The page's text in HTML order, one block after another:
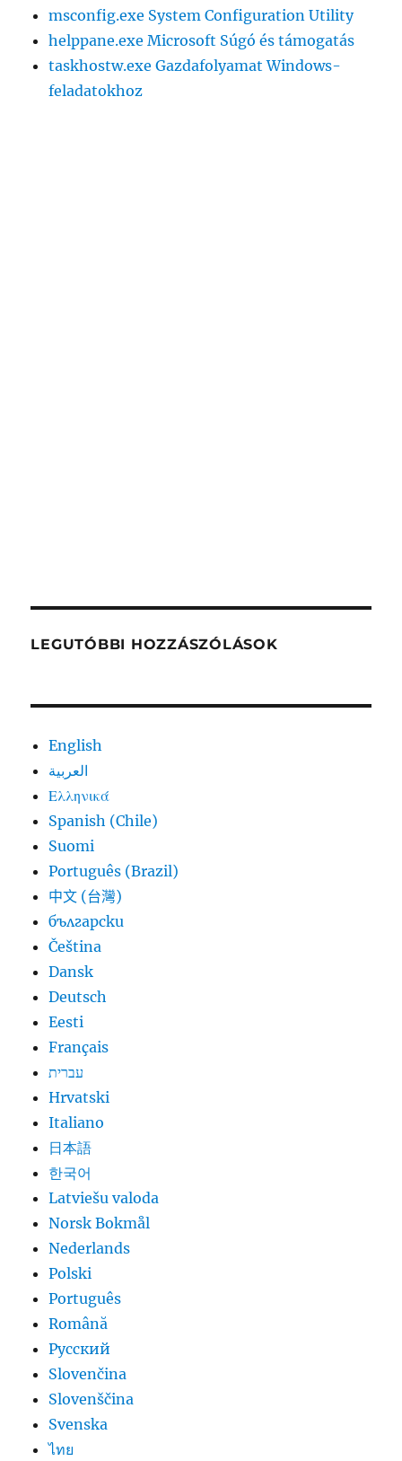
msconfig.exe System Configuration Utility
helppane.exe Microsoft Súgó és támogatás
taskhostw.exe Gazdafolyamat Windows-
feladatokhoz
LEGUTÓBBI HOZZÁSZÓLÁSOK
English
العربية
Ελληνικά
Spanish (Chile)
Suomi
Português (Brazil)
中文 (台灣)
български
Čeština
Dansk
Deutsch
Eesti
Français
עברית
Hrvatski
Italiano
日本語
한국어
Latviešu valoda
Norsk Bokmål
Nederlands
Polski
Português
Română
Русский
Slovenčina
Slovenščina
Svenska
ไทย